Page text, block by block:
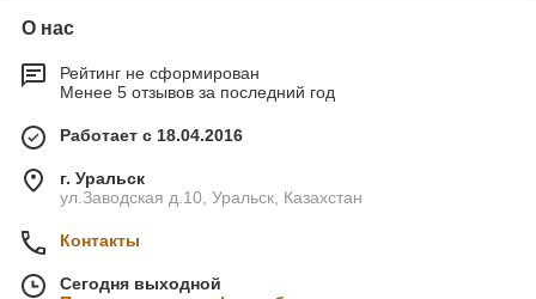
О нас
Рейтинг не сформирован
Менее 5 отзывов за последний год
Работает с 18.04.2016
г. Уральск
ул.Заводская д.10, Уральск, Казахстан
Контакты
Сегодня выходной